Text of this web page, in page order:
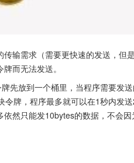
输需求（需要更快速的发送，但
而无法发送。
先放到一个桶里，当程序需要发
牌，程序最多就可以在1秒内发
然只能发10bytes的数据，不会